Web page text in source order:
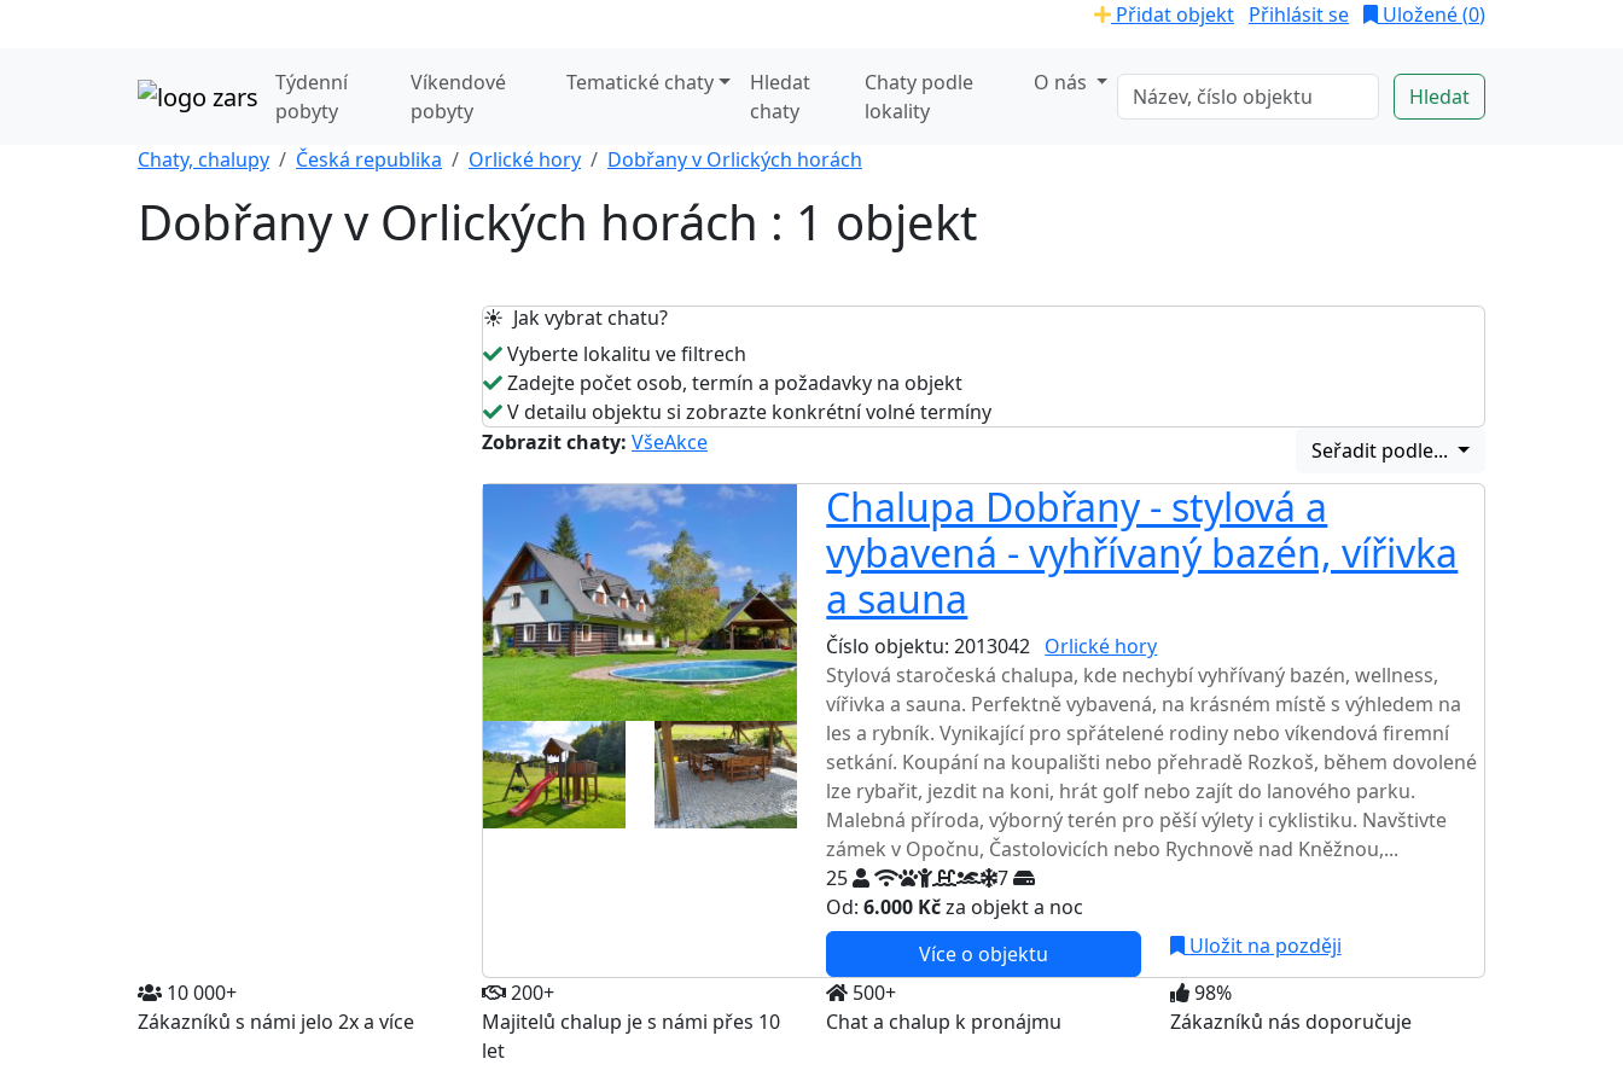
Přidat objekt Přihlásit se Uložené (0)
Týdenní
pobyty
Víkendové
pobyty
Tematické chaty
Hledat
chaty
Chaty podle
lokality
O nás
Chaty, chalupy Česká republika Orlické hory Dobřany v Orlických horách
Dobřany v Orlických horách : 1 objekt
☀️ Jak vybrat chatu?
Vyberte lokalitu ve filtrech
Zadejte počet osob, termín a požadavky na objekt
V detailu objektu si zobrazte konkrétní volné termíny
Zobrazit chaty: VšeAkce Seřadit podle...
Chalupa Dobřany - stylová a
vybavená - vyhřívaný bazén, vířivka
a sauna
Číslo objektu: 2013042 Orlické hory
Stylová staročeská chalupa, kde nechybí vyhřívaný bazén, wellness,
vířivka a sauna. Perfektně vybavená, na krásném místě s výhledem na
les a rybník. Vynikající pro spřátelené rodiny nebo víkendová firemní
setkání. Koupání na koupališti nebo přehradě Rozkoš, během dovolené
lze rybařit, jezdit na koni, hrát golf nebo zajít do lanového parku.
Malebná příroda, výborný terén pro pěší výlety i cyklistiku. Navštivte
zámek v Opočnu, Častolovicích nebo Rychnově nad Kněžnou,...
25
7
Od:6.000 Kčza objekt a noc
Více o objektu
Uložit na později
10 000+
Zákazníků s námi jelo 2x a více
200+
Majitelů chalup je s námi přes 10
let
500+
Chat a chalup k pronájmu
98%
Zákazníků nás doporučuje